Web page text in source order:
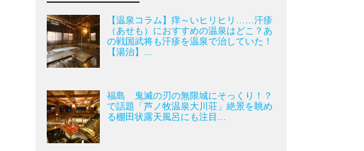
【温泉コラム】痒～いヒリヒリ……汗疹
（あせも）におすすめの温泉はどこ？あ
の戦国武将も汗疹を温泉で治していた！
【湯治】...
福島 鬼滅の刃の無限城にそっくり！？
で話題「芦ノ牧温泉大川荘」絶景を眺め
る棚田状露天風呂にも注目...